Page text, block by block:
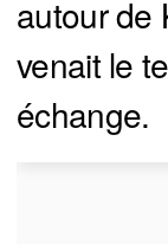
autour de
venait le
échange.